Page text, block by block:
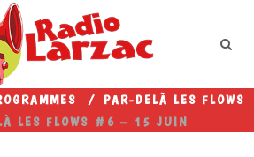
/ PAR-DELÀ LES FLOWS
LES FLOWS #6 – 15 JUIN